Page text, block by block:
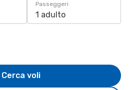
Passeggeri
1 adulto
Cerca voli